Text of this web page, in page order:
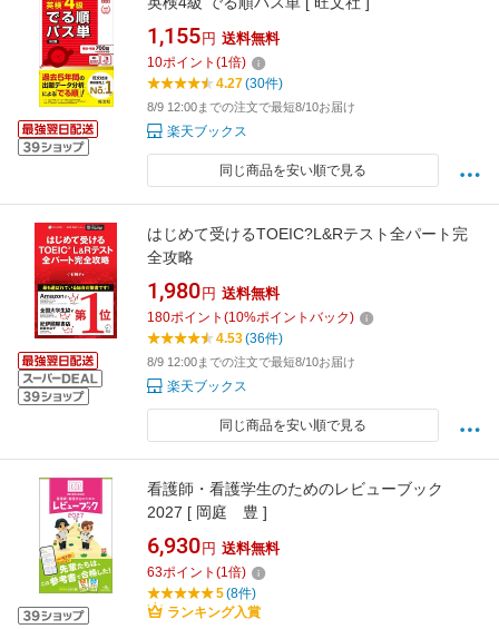
1,155 円 送料無料
10ポイント (1倍)
4.27(30件)
8/9 12:00までの注文で最短8/10お届け
楽天ブックス
同じ商品を安い順で見る
はじめて受けるTOEIC?L&Rテスト全パート完
全攻略
1,980 円 送料無料
180ポイント (10%ポイントバック)
4.53(36件)
8/9 12:00までの注文で最短8/10お届け
楽天ブックス
同じ商品を安い順で見る
看護師・看護学生のためのレビューブック
2027 [ 岡庭 豊 ]
6,930 円 送料無料
63ポイント (1倍)
5(8件)
ランキング入賞